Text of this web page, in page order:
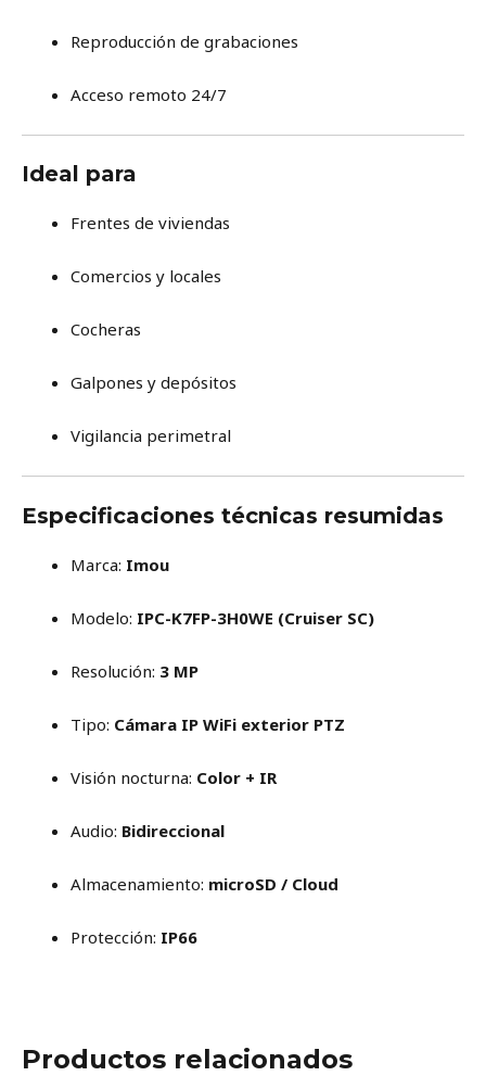
Reproducción de grabaciones
Acceso remoto 24/7
Ideal para
Frentes de viviendas
Comercios y locales
Cocheras
Galpones y depósitos
Vigilancia perimetral
Especificaciones técnicas resumidas
Marca: Imou
Modelo: IPC-K7FP-3H0WE (Cruiser SC)
Resolución: 3 MP
Tipo: Cámara IP WiFi exterior PTZ
Visión nocturna: Color + IR
Audio: Bidireccional
Almacenamiento: microSD / Cloud
Protección: IP66
Productos relacionados